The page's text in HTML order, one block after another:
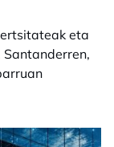
eta